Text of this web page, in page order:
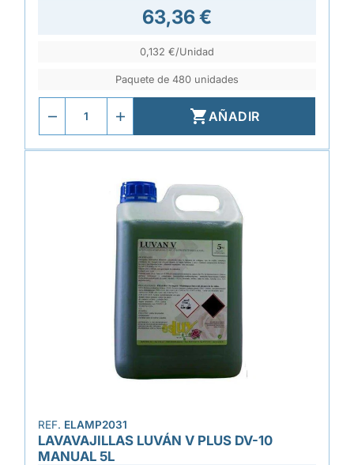
63,36 €
0,132 €/Unidad
Paquete de 480 unidades
AÑADIR
REF. ELAMP2031
LAVAVAJILLAS LUVÁN V PLUS DV-10
MANUAL 5L